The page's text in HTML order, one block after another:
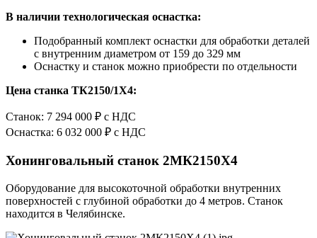
В наличии технологическая оснастка:
Подобранный комплект оснастки для обработки деталей
с внутренним диаметром от 159 до 329 мм
Оснастку и станок можно приобрести по отдельности
Цена станка ТК2150/1Х4:
Станок: 7 294 000 ₽ с НДС
Оснастка: 6 032 000 ₽ с НДС
Хонинговальный станок 2МК2150Х4
Оборудование для высокоточной обработки внутренних
поверхностей с глубиной обработки до 4 метров. Станок
находится в Челябинске.